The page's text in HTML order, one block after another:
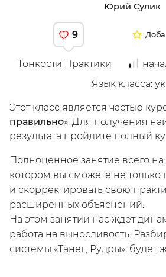
/ Зарегистрируйся
Юрий Сулик
9
Тонкости Практики
Язык класса:
Этот класс является частью
правильно». Для получения
результата пройдите полный
Полноценное занятие всего
котором вы сможете не только
и скорректировать свою
расширенных объяснений.
На этом занятии нас ждет
работа на выносливость.
системы «Танец Рудры», будет